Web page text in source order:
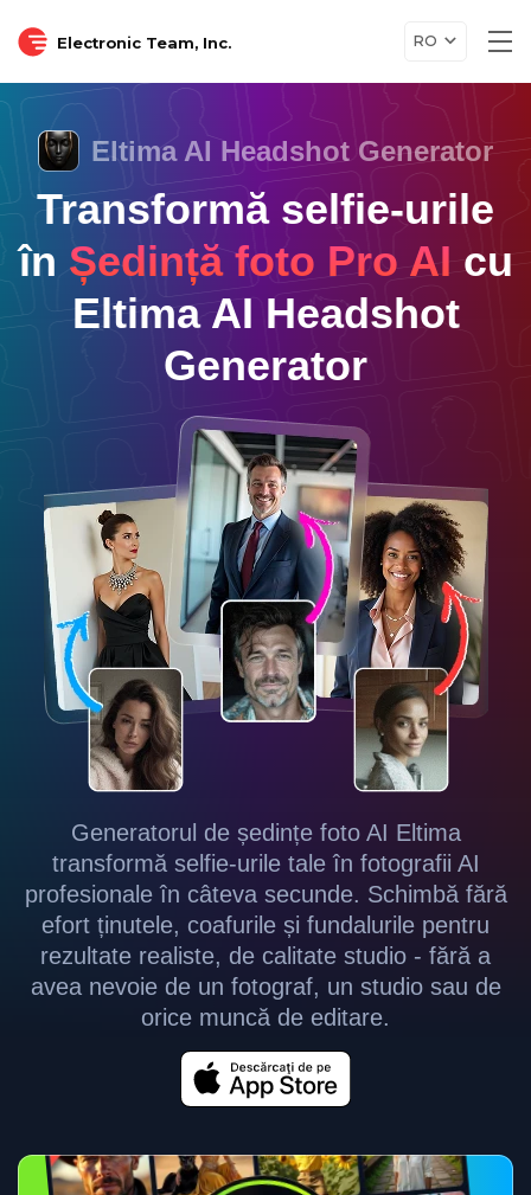
Electronic Team, Inc. RO
Eltima AI Headshot Generator
Transformă selfie-urile
în Ședință foto Pro AI cu
Eltima AI Headshot
Generator
Generatorul de ședințe foto AI Eltima
transformă selfie-urile tale în fotografii AI
profesionale în câteva secunde. Schimbă fără
efort ținutele, coafurile și fundalurile pentru
rezultate realiste, de calitate studio - fără a
avea nevoie de un fotograf, un studio sau de
orice muncă de editare.